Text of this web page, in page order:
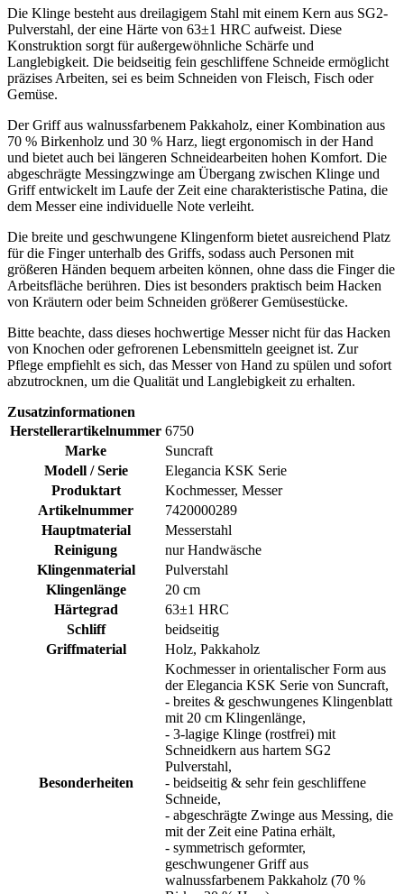
Die Klinge besteht aus dreilagigem Stahl mit einem Kern aus SG2-
Pulverstahl, der eine Härte von 63±1 HRC aufweist. Diese
Konstruktion sorgt für außergewöhnliche Schärfe und
Langlebigkeit. Die beidseitig fein geschliffene Schneide ermöglicht
präzises Arbeiten, sei es beim Schneiden von Fleisch, Fisch oder
Gemüse.
Der Griff aus walnussfarbenem Pakkaholz, einer Kombination aus
70 % Birkenholz und 30 % Harz, liegt ergonomisch in der Hand
und bietet auch bei längeren Schneidearbeiten hohen Komfort. Die
abgeschrägte Messingzwinge am Übergang zwischen Klinge und
Griff entwickelt im Laufe der Zeit eine charakteristische Patina, die
dem Messer eine individuelle Note verleiht.
Die breite und geschwungene Klingenform bietet ausreichend Platz
für die Finger unterhalb des Griffs, sodass auch Personen mit
größeren Händen bequem arbeiten können, ohne dass die Finger die
Arbeitsfläche berühren. Dies ist besonders praktisch beim Hacken
von Kräutern oder beim Schneiden größerer Gemüsestücke.
Bitte beachte, dass dieses hochwertige Messer nicht für das Hacken
von Knochen oder gefrorenen Lebensmitteln geeignet ist. Zur
Pflege empfiehlt es sich, das Messer von Hand zu spülen und sofort
abzutrocknen, um die Qualität und Langlebigkeit zu erhalten.
Zusatzinformationen
Herstellerartikelnummer 6750
Marke
Suncraft
Modell / Serie
Elegancia KSK Serie
Produktart
Kochmesser, Messer
Artikelnummer
7420000289
Hauptmaterial
Messerstahl
Reinigung
nur Handwäsche
Klingenmaterial
Pulverstahl
Klingenlänge
20 cm
Härtegrad
63±1 HRC
Schliff
beidseitig
Griffmaterial
Holz, Pakkaholz
Besonderheiten
Kochmesser in orientalischer Form aus
der Elegancia KSK Serie von Suncraft,
- breites & geschwungenes Klingenblatt
mit 20 cm Klingenlänge,
- 3-lagige Klinge (rostfrei) mit
Schneidkern aus hartem SG2
Pulverstahl,
- beidseitig & sehr fein geschliffene
Schneide,
- abgeschrägte Zwinge aus Messing, die
mit der Zeit eine Patina erhält,
- symmetrisch geformter,
geschwungener Griff aus
walnussfarbenem Pakkaholz (70 %